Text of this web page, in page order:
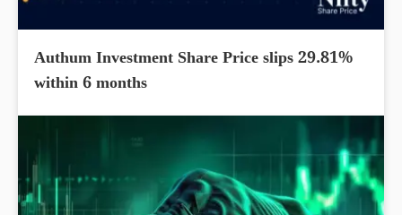
Authum Investment Share Price slips 29.81%
within 6 months